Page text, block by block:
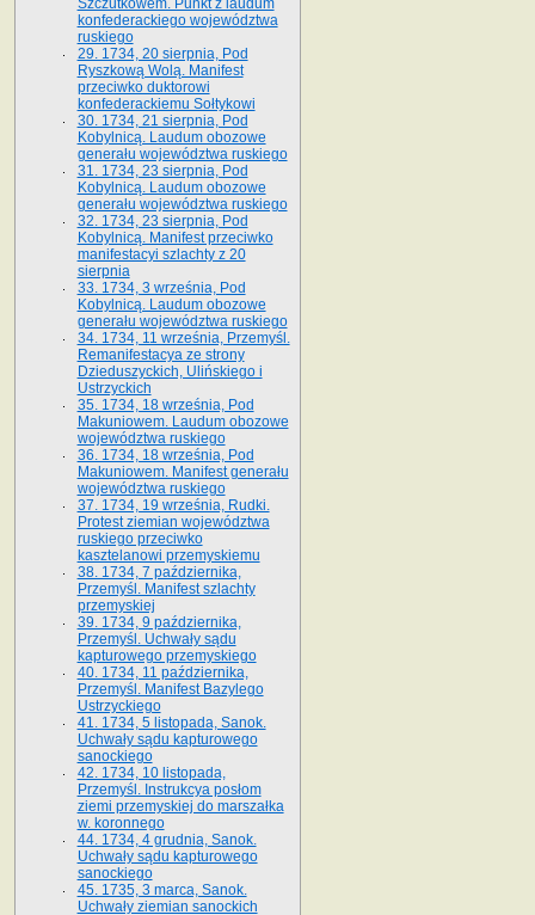
Szczutkowem. Punkt z laudum
konfederackiego województwa
ruskiego
29. 1734, 20 sierpnia, Pod
Ryszkową Wolą. Manifest
przeciwko duktorowi
konfederackiemu Sołtykowi
30. 1734, 21 sierpnia, Pod
Kobylnicą. Laudum obozowe
generału województwa ruskiego
31. 1734, 23 sierpnia, Pod
Kobylnicą. Laudum obozowe
generału województwa ruskiego
32. 1734, 23 sierpnia, Pod
Kobylnicą. Manifest przeciwko
manifestacyi szlachty z 20
sierpnia
33. 1734, 3 września, Pod
Kobylnicą. Laudum obozowe
generału województwa ruskiego
34. 1734, 11 września, Przemyśl.
Remanifestacya ze strony
Dzieduszyckich, Ulińskiego i
Ustrzyckich
35. 1734, 18 września, Pod
Makuniowem. Laudum obozowe
województwa ruskiego
36. 1734, 18 września, Pod
Makuniowem. Manifest generału
województwa ruskiego
37. 1734, 19 września, Rudki.
Protest ziemian województwa
ruskiego przeciwko
kasztelanowi przemyskiemu
38. 1734, 7 października,
Przemyśl. Manifest szlachty
przemyskiej
39. 1734, 9 października,
Przemyśl. Uchwały sądu
kapturowego przemyskiego
40. 1734, 11 października,
Przemyśl. Manifest Bazylego
Ustrzyckiego
41. 1734, 5 listopada, Sanok.
Uchwały sądu kapturowego
sanockiego
42. 1734, 10 listopada,
Przemyśl. Instrukcya posłom
ziemi przemyskiej do marszałka
w. koronnego
44. 1734, 4 grudnia, Sanok.
Uchwały sądu kapturowego
sanockiego
45. 1735, 3 marca, Sanok.
Uchwały ziemian sanockich